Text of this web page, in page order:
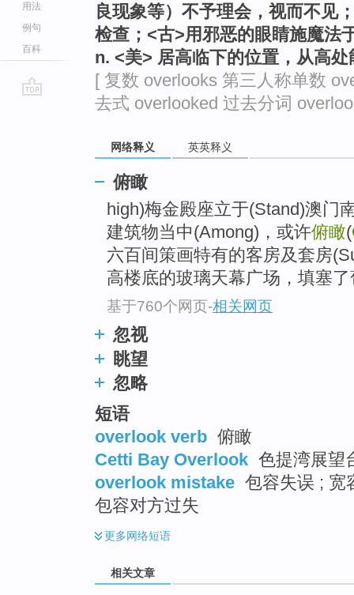
用法
例句
百科
良现象等）不予理会，视而不见
检查；<古>用邪恶的眼睛施魔法
n. <美> 居高临下的位置，从高
[ 复数 overlooks 第三人称单数
去式 overlooked 过去分词
网络释义 英英释义
俯瞰
high)梅金殿座立于(Stand)澳门
建筑物当中(Among)，或许俯瞰(
六百间策画特有的客房及套房
高楼底的玻璃天幕广场，填塞
基于760个网页-相关网页
忽视
眺望
忽略
短语
overlook verb 俯瞰
Cetti Bay Overlook 色提湾展望
overlook mistake 包容失误 ; 宽
包容对方过失
更多网络短语
相关文章